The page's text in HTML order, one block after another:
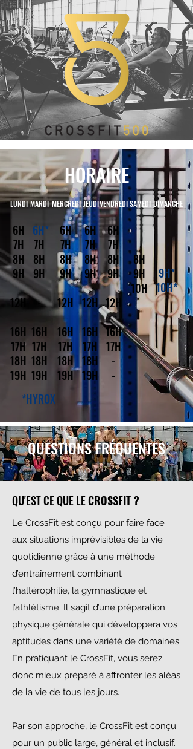
HORAIRE
LUNDI MARDI MERCREDI JEUDIVENDREDISAMEDI DIMANCHE
6H
7H
8H
9H
12H
16H
17H
18H
19H
7H
8H
9H
-
16H
17H
18H
19H
6H*
6H
7H
8H
9H
12H
16H
17H
18H
19H
6H
7H
8H
9H
12H
16H
17H
18H
19H
6H
7H
8H
9H
12H
16H
17H
-
-
8H
9H
10H
9H*
10H*
*HYROX
QUESTIONS FRÉQUENTES
QU'EST CE QUE LECROSSFIT ?
Le CrossFit est conçu pour faire face
aux situations imprévisibles de la vie
quotidienne grâce à une méthode
d’entraînement combinant
l’haltérophilie, la gymnastique et
l’athlétisme. Il s’agit d’une préparation
physique générale qui développera vos
aptitudes dans une variété de domaines.
En pratiquant le CrossFit, vous serez
donc mieux préparé à affronter les aléas
de la vie de tous les jours.
Par son approche, le CrossFit est conçu
pour un public large, général et inclusif.